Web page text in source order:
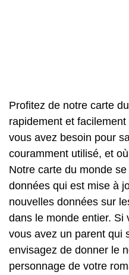
Profitez de notre carte
rapidement et
vous avez besoin pour
couramment utilisé, et
Notre carte du monde
données qui est mise à
nouvelles données sur
dans le monde entier. Si
vous avez un parent qui
envisagez de donner le
personnage de votre